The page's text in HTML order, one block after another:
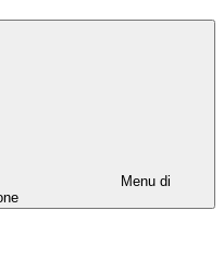
Menu di